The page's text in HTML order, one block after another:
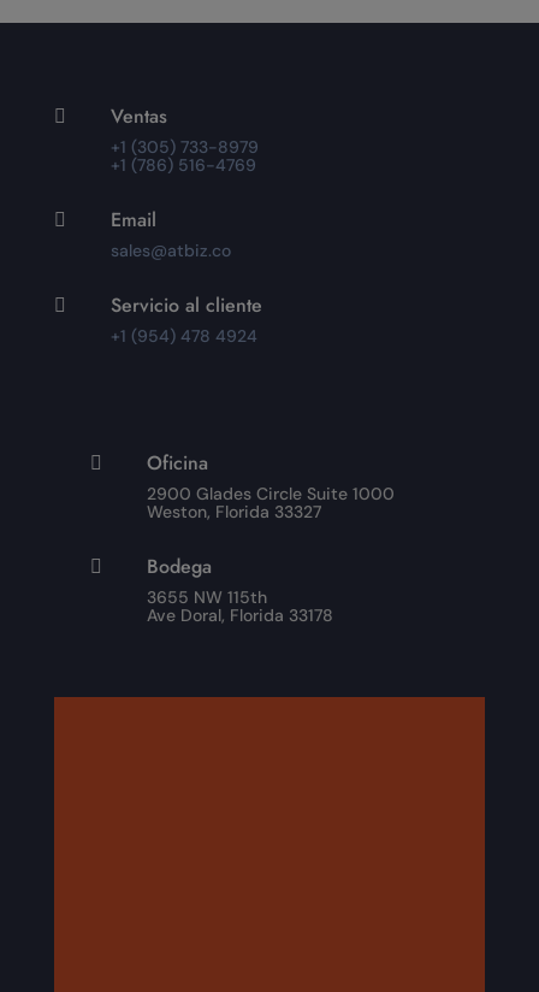
 Ventas
+1 (305) 733-8979
+1 (786) 516-4769
 Email
sales@atbiz.co
 Servicio al cliente
+1 (954) 478 4924
 Oficina
2900 Glades Circle Suite 1000
Weston, Florida 33327
 Bodega
3655 NW 115th
Ave Doral, Florida 33178